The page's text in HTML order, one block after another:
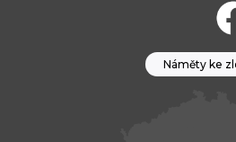
Náměty ke